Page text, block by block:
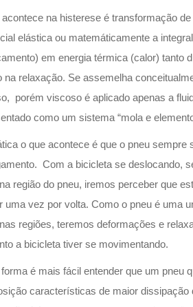
na histerese é transformação
elástica ou matemáticamente a
em energia térmica (calor) tanto
na relaxação. Se assemelha
porém viscoso é aplicado apenas a
como um sistema “mola e
o que acontece é que o pneu sempre
Com a bicicleta se deslocando,
região do pneu, iremos perceber que
uma vez por volta. Como o pneu é uma
regiões, teremos deformações e
a bicicleta tiver se movimentando.
é mais fácil entender que um pneu
características de maior dissipação